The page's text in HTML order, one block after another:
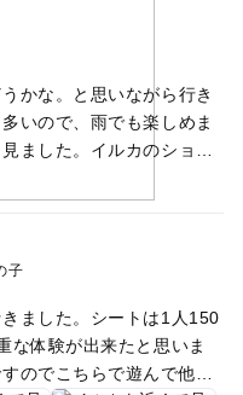
かな。と思いながら行き
いので、雨でも楽しめま
ました。イルカのショー
がちゃんとあります。途
中の方であれば全然大丈
子
ました。シートは1人150
な体験が出来たと思いま
のでこちらで遊んで他の